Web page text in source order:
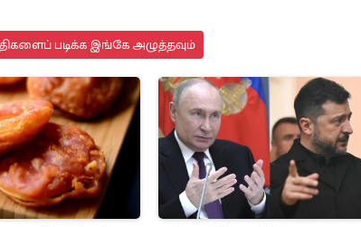
படிக்க இங்கே அழுத்தவும்